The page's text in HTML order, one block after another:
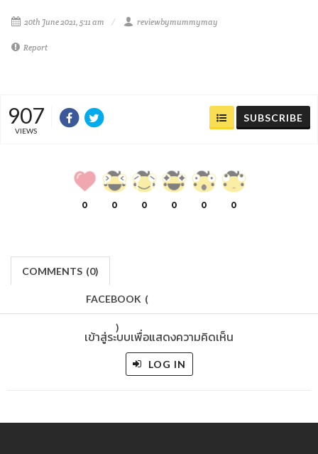
20th June 2021, 5:11 am reviewbymummymay
Report
907
VIEWS
SUBSCRIBE
0 0 0 0 0 0
COMMENTS (0)
FACEBOOK (
)
เข้าสู่ระบบเพื่อแสดงความคิดเห็น
LOG IN